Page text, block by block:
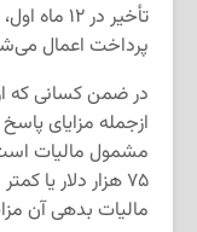
تأخیر در
پرداخت اعمال
ازجمله مزایای
مشمول مالیات
۷۵ هزار دلار یا
مالیات بدهی آن